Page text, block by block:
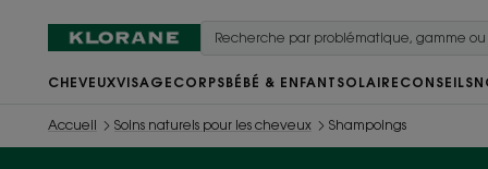
CHEVEUXVISAGE CORPSBÉBÉ & ENFANT SOLAIRE CONSEILS
Accueil Soins naturels pour les cheveux Shampoings